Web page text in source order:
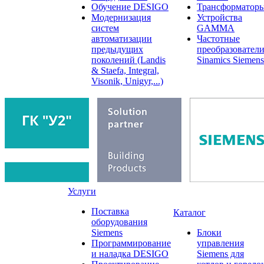
Обучение DESIGO
Модернизация
систем
автоматизации
предыдущих
поколений (Landis
& Staefa, Integral,
Visonik, Unigyr,...)
Устройства
GAMMA
Частотные
преобразователи
Sinamics Siemens
Услуги
Поставка
оборудования
Siemens
Программирование
и наладка DESIGO
Каталог
Блоки
управления
Siemens для